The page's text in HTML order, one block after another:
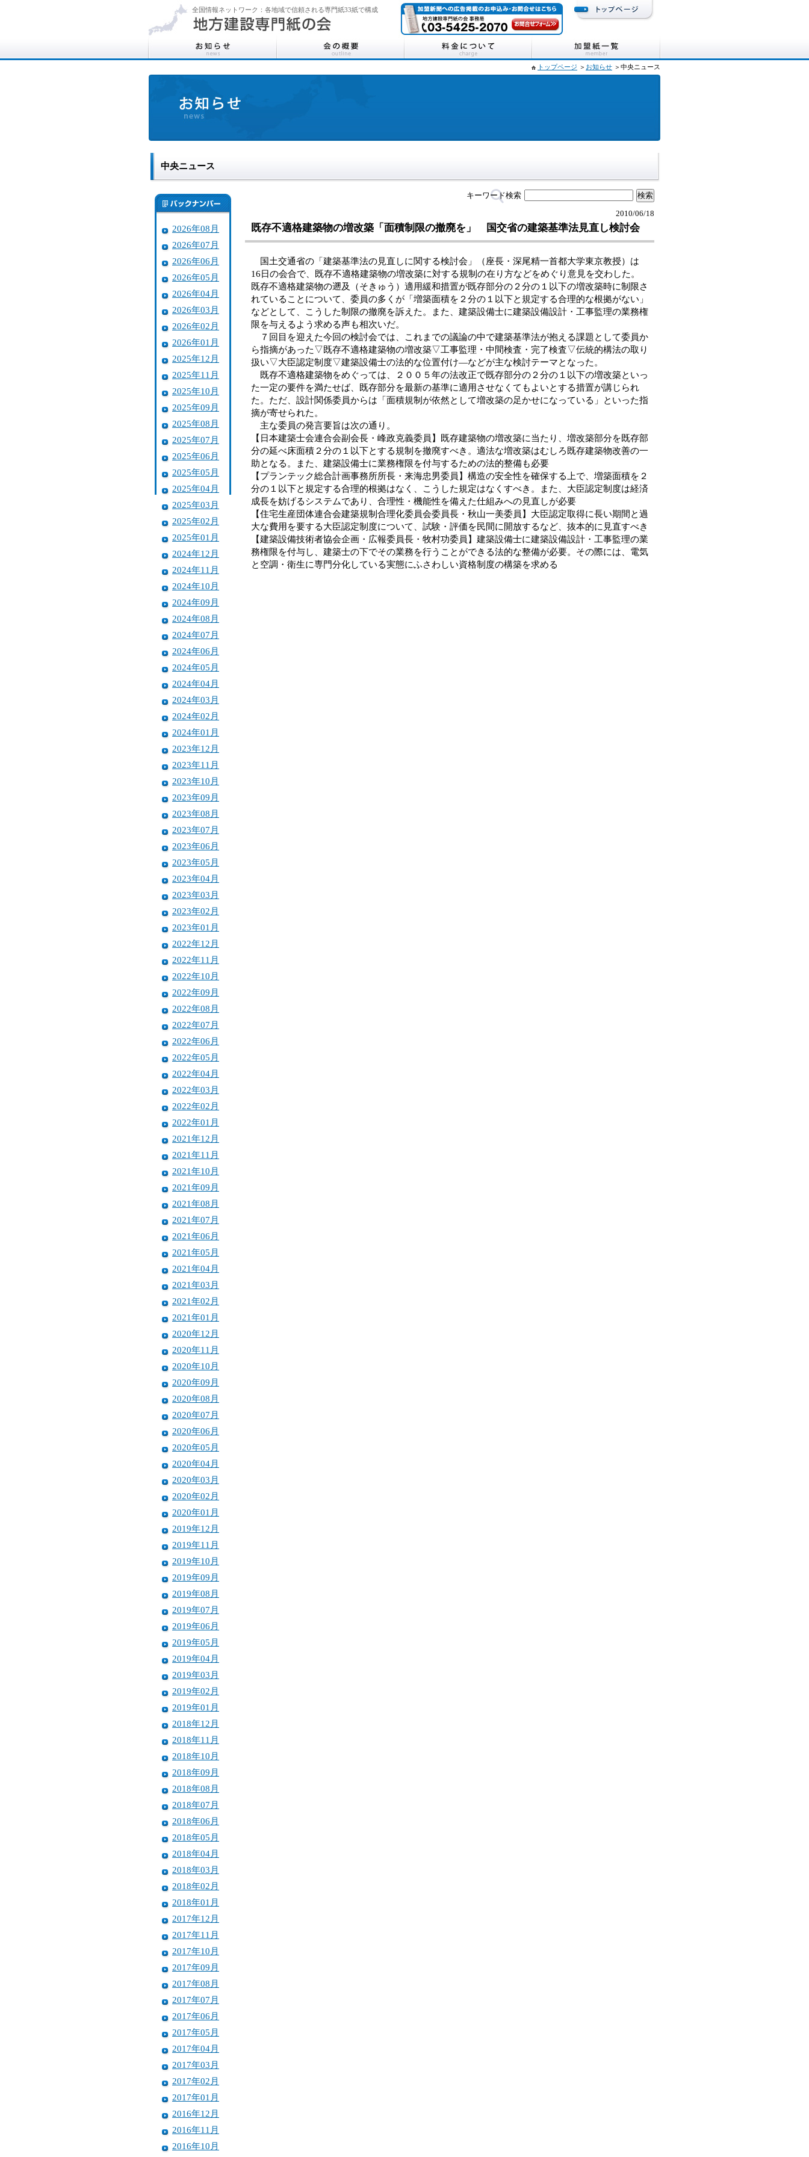
全国情報ネットワーク：各地域で信頼される専門紙33紙で構成
トップページ ＞ お知らせ ＞中央ニュース
中央ニュース
2026年08月
2026年07月
2026年06月
2026年05月
2026年04月
2026年03月
2026年02月
2026年01月
2025年12月
2025年11月
2025年10月
2025年09月
2025年08月
2025年07月
2025年06月
2025年05月
2025年04月
2025年03月
2025年02月
2025年01月
2024年12月
2024年11月
2024年10月
2024年09月
2024年08月
2024年07月
2024年06月
2024年05月
2024年04月
2024年03月
2024年02月
2024年01月
2023年12月
2023年11月
2023年10月
2023年09月
2023年08月
2023年07月
2023年06月
2023年05月
2023年04月
2023年03月
2023年02月
2023年01月
2022年12月
2022年11月
2022年10月
2022年09月
2022年08月
2022年07月
2022年06月
2022年05月
2022年04月
2022年03月
2022年02月
2022年01月
2021年12月
2021年11月
2021年10月
2021年09月
2021年08月
2021年07月
2021年06月
2021年05月
2021年04月
2021年03月
2021年02月
2021年01月
2020年12月
2020年11月
2020年10月
2020年09月
2020年08月
2020年07月
2020年06月
2020年05月
2020年04月
2020年03月
2020年02月
2020年01月
2019年12月
2019年11月
2019年10月
2019年09月
2019年08月
2019年07月
2019年06月
2019年05月
2019年04月
2019年03月
2019年02月
2019年01月
2018年12月
2018年11月
2018年10月
2018年09月
2018年08月
2018年07月
2018年06月
2018年05月
2018年04月
2018年03月
2018年02月
2018年01月
2017年12月
2017年11月
2017年10月
2017年09月
2017年08月
2017年07月
2017年06月
2017年05月
2017年04月
2017年03月
2017年02月
2017年01月
2016年12月
2016年11月
2016年10月
キーワード検索
2010/06/18
既存不適格建築物の増改築「面積制限の撤廃を」 国交省の建築基準法見直し検討会
国土交通省の「建築基準法の見直しに関する検討会」（座長・深尾精一首都大学東京教授）は
16日の会合で、既存不適格建築物の増改築に対する規制の在り方などをめぐり意見を交わした。
既存不適格建築物の遡及（そきゅう）適用緩和措置が既存部分の２分の１以下の増改築時に制限さ
れていることについて、委員の多くが「増築面積を２分の１以下と規定する合理的な根拠がない」
などとして、こうした制限の撤廃を訴えた。また、建築設備士に建築設備設計・工事監理の業務権
限を与えるよう求める声も相次いだ。
７回目を迎えた今回の検討会では、これまでの議論の中で建築基準法が抱える課題として委員か
ら指摘があった▽既存不適格建築物の増改築▽工事監理・中間検査・完了検査▽伝統的構法の取り
扱い▽大臣認定制度▽建築設備士の法的な位置付け―などが主な検討テーマとなった。
既存不適格建築物をめぐっては、２００５年の法改正で既存部分の２分の１以下の増改築といっ
た一定の要件を満たせば、既存部分を最新の基準に適用させなくてもよいとする措置が講じられ
た。ただ、設計関係委員からは「面積規制が依然として増改築の足かせになっている」といった指
摘が寄せられた。
主な委員の発言要旨は次の通り。
【日本建築士会連合会副会長・峰政克義委員】既存建築物の増改築に当たり、増改築部分を既存部
分の延べ床面積２分の１以下とする規制を撤廃すべき。適法な増改築はむしろ既存建築物改善の一
助となる。また、建築設備士に業務権限を付与するための法的整備も必要
【プランテック総合計画事務所所長・来海忠男委員】構造の安全性を確保する上で、増築面積を２
分の１以下と規定する合理的根拠はなく、こうした規定はなくすべき。また、大臣認定制度は経済
成長を妨げるシステムであり、合理性・機能性を備えた仕組みへの見直しが必要
【住宅生産団体連合会建築規制合理化委員会委員長・秋山一美委員】大臣認定取得に長い期間と過
大な費用を要する大臣認定制度について、試験・評価を民間に開放するなど、抜本的に見直すべき
【建築設備技術者協会企画・広報委員長・牧村功委員】建築設備士に建築設備設計・工事監理の業
務権限を付与し、建築士の下でその業務を行うことができる法的な整備が必要。その際には、電気
と空調・衛生に専門分化している実態にふさわしい資格制度の構築を求める